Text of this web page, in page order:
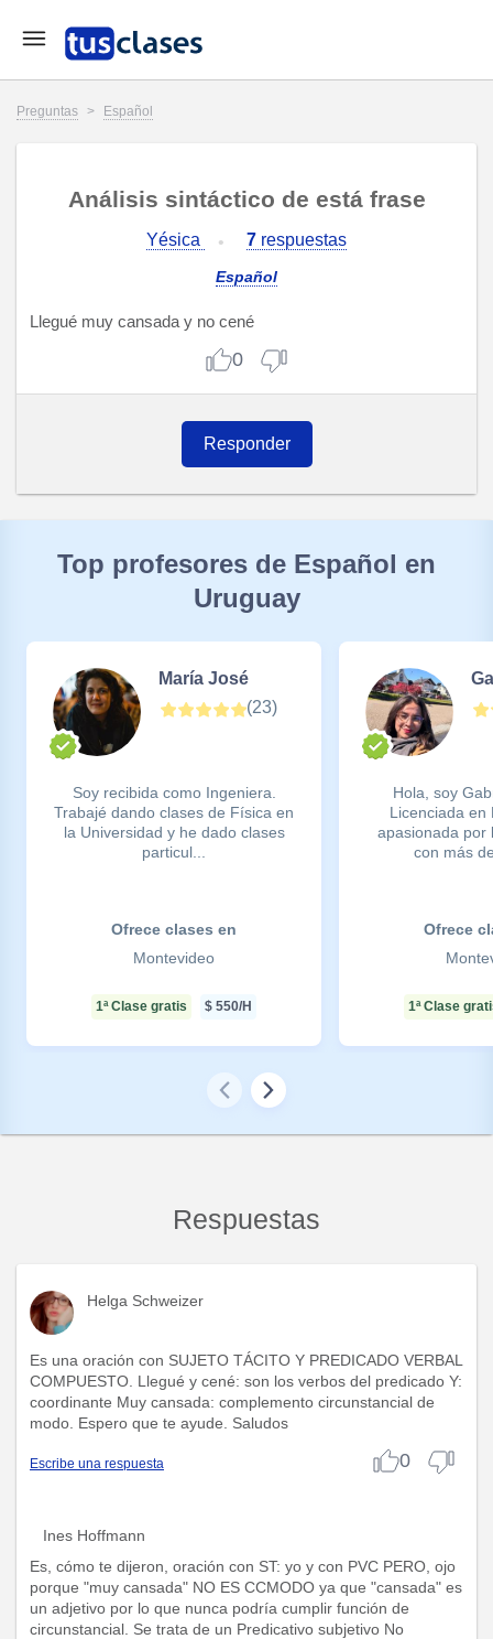
Preguntas > Español
Análisis sintáctico de está frase
Yésica 7 respuestas
Español
Llegué muy cansada y no cené
0
Responder
Top profesores de Español en
Uruguay
María José
(23)
Soy recibida como Ingeniera.
Trabajé dando clases de Física en
la Universidad y he dado clases
particul...
Ofrece clases en
Montevideo
1ª Clase gratis $ 550/H
Hola, soy
Licenciada en
apasionada por
con más
Ofrece
1ª Clase
Respuestas
Helga Schweizer
Es una oración con SUJETO TÁCITO Y PREDICADO VERBAL
COMPUESTO. Llegué y cené: son los verbos del predicado Y:
coordinante Muy cansada: complemento circunstancial de
modo. Espero que te ayude. Saludos
Escribe una respuesta 0
Ines Hoffmann
Es, cómo te dijeron, oración con ST: yo y con PVC PERO, ojo
porque "muy cansada" NO ES CCMODO ya que "cansada" es
un adjetivo por lo que nunca podría cumplir función de
circunstancial. Se trata de un Predicativo subjetivo No